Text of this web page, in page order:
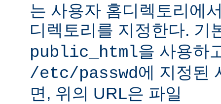
는 사용자 홈디렉토리에
디렉토리를 지정한다. 기
public_html을 사용하
/etc/passwd에 지정된
면, 위의 URL은 파일